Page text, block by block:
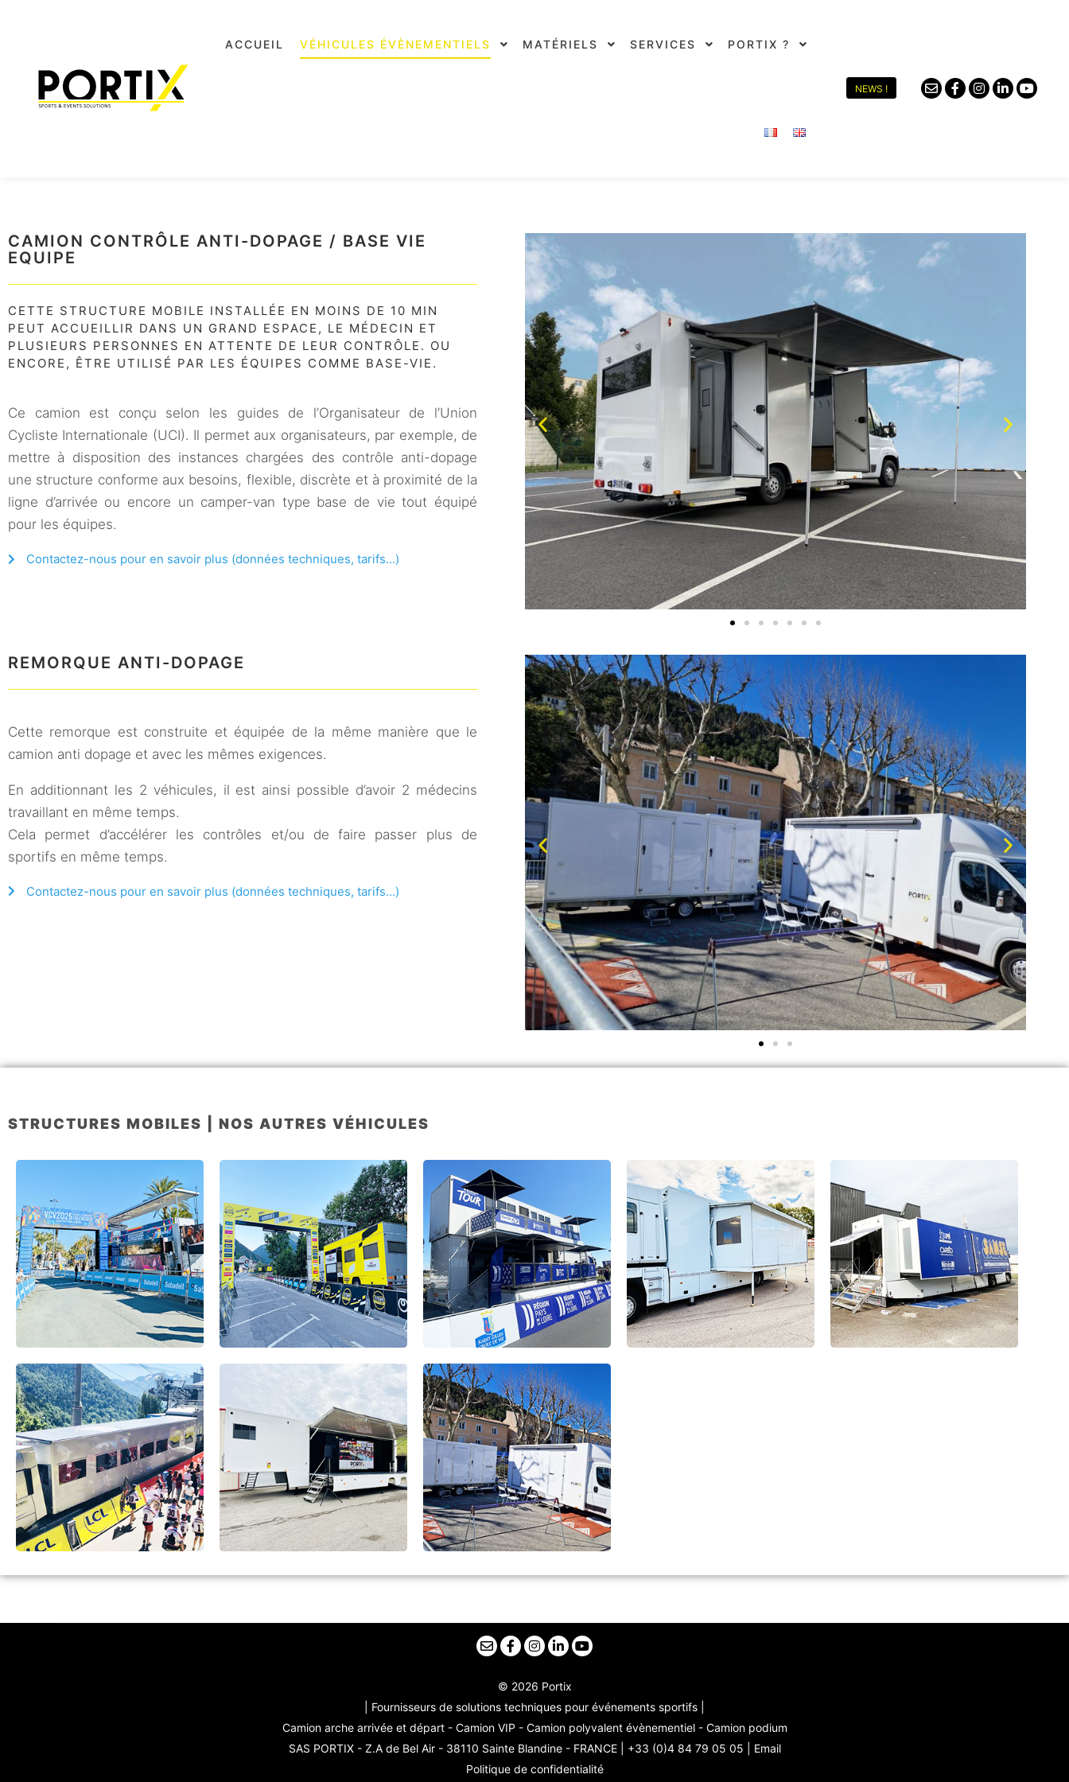
ACCUEIL VÉHICULES ÉVÈNEMENTIELS MATÉRIELS SERVICES PORTIX ?
NEWS !
CAMION CONTRÔLE ANTI-DOPAGE / BASE VIE
EQUIPE
CETTE STRUCTURE MOBILE INSTALLÉE EN MOINS DE 10 MIN
PEUT ACCUEILLIR DANS UN GRAND ESPACE, LE MÉDECIN ET
PLUSIEURS PERSONNES EN ATTENTE DE LEUR CONTRÔLE. OU
ENCORE, ÊTRE UTILISÉ PAR LES ÉQUIPES COMME BASE-VIE.
Ce camion est conçu selon les guides de l’Organisateur de l’Union
Cycliste Internationale (UCI). Il permet aux organisateurs, par exemple, de
mettre à disposition des instances chargées des contrôle anti-dopage
une structure conforme aux besoins, flexible, discrète et à proximité de la
ligne d’arrivée ou encore un camper-van type base de vie tout équipé
pour les équipes.
Contactez-nous pour en savoir plus (données techniques, tarifs...)
REMORQUE ANTI-DOPAGE
Cette remorque est construite et équipée de la même manière que le
camion anti dopage et avec les mêmes exigences.
En additionnant les 2 véhicules, il est ainsi possible d’avoir 2 médecins
travaillant en même temps.
Cela permet d’accélérer les contrôles et/ou de faire passer plus de
sportifs en même temps.
Contactez-nous pour en savoir plus (données techniques, tarifs...)
STRUCTURES MOBILES | NOS AUTRES VÉHICULES
© 2026 Portix
| Fournisseurs de solutions techniques pour événements sportifs |
Camion arche arrivée et départ - Camion VIP - Camion polyvalent évènementiel - Camion podium
SAS PORTIX - Z.A de Bel Air - 38110 Sainte Blandine - FRANCE | +33 (0)4 84 79 05 05 | Email
Politique de confidentialité